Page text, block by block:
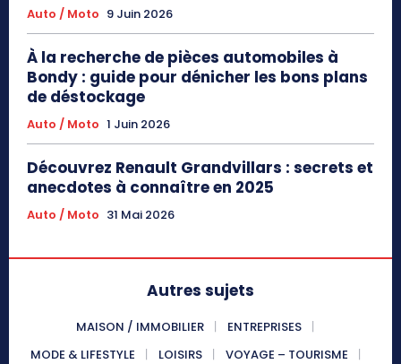
Auto / Moto 9 Juin 2026
À la recherche de pièces automobiles à
Bondy : guide pour dénicher les bons plans
de déstockage
Auto / Moto 1 Juin 2026
Découvrez Renault Grandvillars : secrets et
anecdotes à connaître en 2025
Auto / Moto 31 Mai 2026
Autres sujets
MAISON / IMMOBILIER
ENTREPRISES
MODE & LIFESTYLE
LOISIRS
VOYAGE – TOURISME